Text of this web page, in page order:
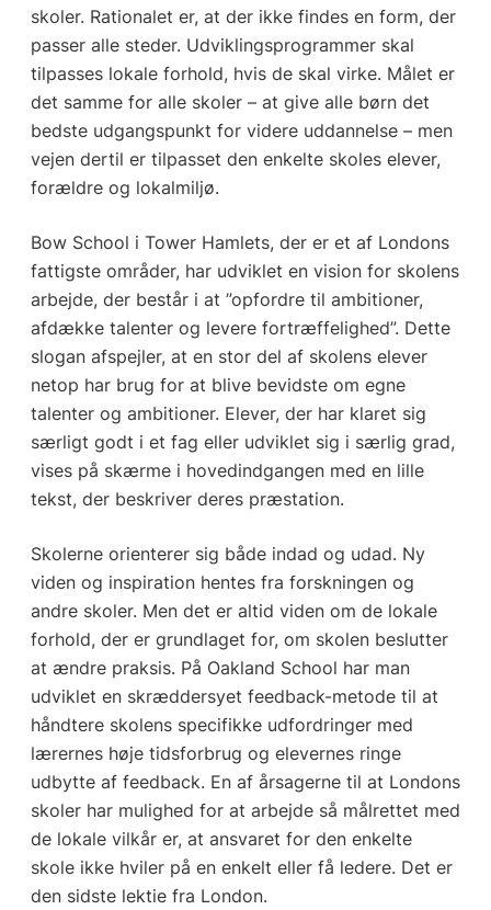
skoler. Rationalet er, at der ikke findes en form, der
passer alle steder. Udviklingsprogrammer skal
tilpasses lokale forhold, hvis de skal virke. Målet er
det samme for alle skoler – at give alle børn det
bedste udgangspunkt for videre uddannelse – men
vejen dertil er tilpasset den enkelte skoles elever,
forældre og lokalmiljø.
Bow School i Tower Hamlets, der er et af Londons
fattigste områder, har udviklet en vision for skolens
arbejde, der består i at ”opfordre til ambitioner,
afdække talenter og levere fortræffelighed”. Dette
slogan afspejler, at en stor del af skolens elever
netop har brug for at blive bevidste om egne
talenter og ambitioner. Elever, der har klaret sig
særligt godt i et fag eller udviklet sig i særlig grad,
vises på skærme i hovedindgangen med en lille
tekst, der beskriver deres præstation.
Skolerne orienterer sig både indad og udad. Ny
viden og inspiration hentes fra forskningen og
andre skoler. Men det er altid viden om de lokale
forhold, der er grundlaget for, om skolen beslutter
at ændre praksis. På Oakland School har man
udviklet en skræddersyet feedback-metode til at
håndtere skolens specifikke udfordringer med
lærernes høje tidsforbrug og elevernes ringe
udbytte af feedback. En af årsagerne til at Londons
skoler har mulighed for at arbejde så målrettet med
de lokale vilkår er, at ansvaret for den enkelte
skole ikke hviler på en enkelt eller få ledere. Det er
den sidste lektie fra London.